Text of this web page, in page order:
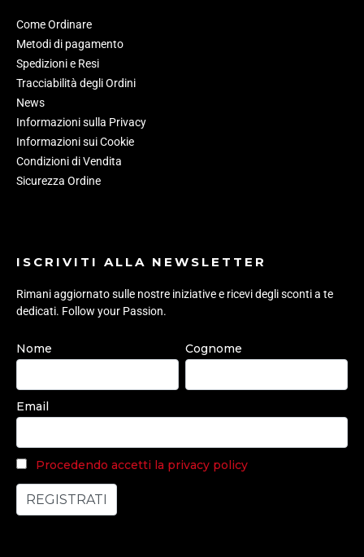
Come Ordinare
Metodi di pagamento
Spedizioni e Resi
Tracciabilità degli Ordini
News
Informazioni sulla Privacy
Informazioni sui Cookie
Condizioni di Vendita
Sicurezza Ordine
ISCRIVITI ALLA NEWSLETTER
Rimani aggiornato sulle nostre iniziative e ricevi degli sconti a te
dedicati. Follow your Passion.
Nome Cognome
Email
Procedendo accetti la privacy policy